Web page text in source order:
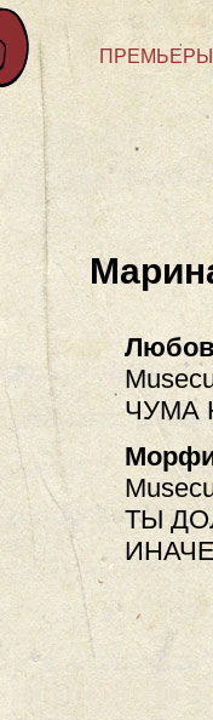
ПРЕМЬЕРЫ
ЧУМА
ТЫ